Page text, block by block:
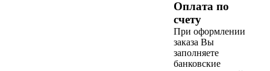
Оплата по
счету
При оформлении
заказа Вы
заполняете
банковские